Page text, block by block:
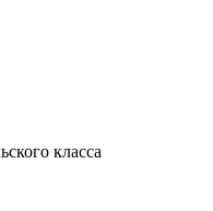
класса